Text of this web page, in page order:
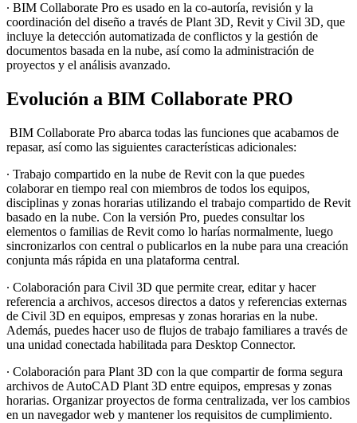
∙ BIM Collaborate Pro es usado en la co-autoría, revisión y la
coordinación del diseño a través de Plant 3D, Revit y Civil 3D, que
incluye la detección automatizada de conflictos y la gestión de
documentos basada en la nube, así como la administración de
proyectos y el análisis avanzado.
Evolución a BIM Collaborate PRO
BIM Collaborate Pro abarca todas las funciones que acabamos de
repasar, así como las siguientes características adicionales:
∙ Trabajo compartido en la nube de Revit con la que puedes
colaborar en tiempo real con miembros de todos los equipos,
disciplinas y zonas horarias utilizando el trabajo compartido de Revit
basado en la nube. Con la versión Pro, puedes consultar los
elementos o familias de Revit como lo harías normalmente, luego
sincronizarlos con central o publicarlos en la nube para una creación
conjunta más rápida en una plataforma central.
∙ Colaboración para Civil 3D que permite crear, editar y hacer
referencia a archivos, accesos directos a datos y referencias externas
de Civil 3D en equipos, empresas y zonas horarias en la nube.
Además, puedes hacer uso de flujos de trabajo familiares a través de
una unidad conectada habilitada para Desktop Connector.
∙ Colaboración para Plant 3D con la que compartir de forma segura
archivos de AutoCAD Plant 3D entre equipos, empresas y zonas
horarias. Organizar proyectos de forma centralizada, ver los cambios
en un navegador web y mantener los requisitos de cumplimiento.